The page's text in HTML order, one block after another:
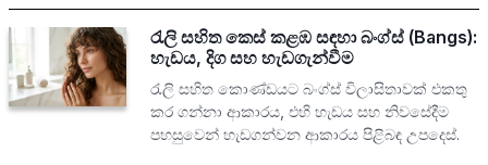
රැලි සහිත කෙස් කළඹ සඳහා බංග්ස් (Bangs):
හැඩය, දිග සහ හැඩගැන්වීම
රැලි සහිත කොණ්ඩයට බංග්ස් විලාසිතාවක් එකතු
කර ගන්නා ආකාරය, එහි හැඩය සහ නිවසේදීම
පහසුවෙන් හැඩගන්වන ආකාරය පිළිබඳ උපදෙස්.